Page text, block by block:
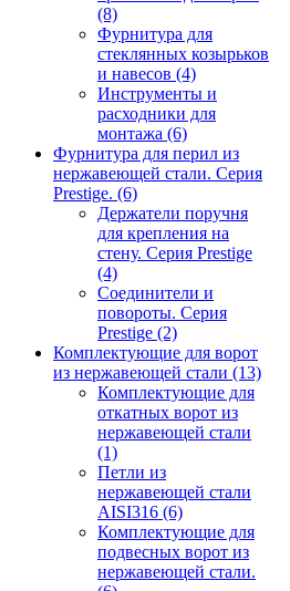
(8)
Фурнитура для
стеклянных козырьков
и навесов (4)
Инструменты и
расходники для
монтажа (6)
Фурнитура для перил из
нержавеющей стали. Серия
Prestige. (6)
Держатели поручня
для крепления на
стену. Серия Prestige
(4)
Соединители и
повороты. Серия
Prestige (2)
Комплектующие для ворот
из нержавеющей стали (13)
Комплектующие для
откатных ворот из
нержавеющей стали
(1)
Петли из
нержавеющей стали
AISI316 (6)
Комплектующие для
подвесных ворот из
нержавеющей стали.